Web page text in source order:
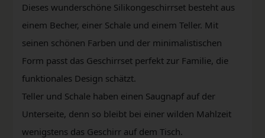
Dieses wunderschöne Silikongeschirrset besteht aus
einem Becher, einer Schale und einem Teller. Mit
seinen schönen Farben und der minimalistischen
Form passt das Geschirrset perfekt zur Familie, die
funktionales Design schätzt.
Teller und Schale haben einen Saugnapf auf der
Unterseite, denn so bleibt bei einer wilden Mahlzeit
wenigstens das Geschirr auf dem Tisch.